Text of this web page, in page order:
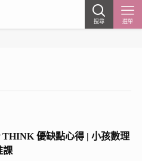
搜尋 選單
THINK 優缺點心得 | 小孩數理
課